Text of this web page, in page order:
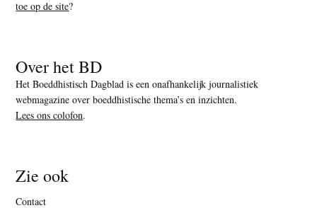
toe op de site?
Over het BD
Het Boeddhistisch Dagblad is een onafhankelijk journalistiek
webmagazine over boeddhistische thema’s en inzichten.
Lees ons colofon.
Zie ook
Contact